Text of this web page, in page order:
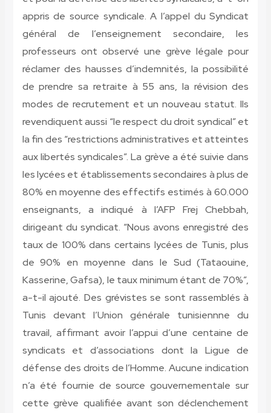
appris de source syndicale. A l’appel du Syndicat
général de l’enseignement secondaire, les
professeurs ont observé une grève légale pour
réclamer des hausses d’indemnités, la possibilité
de prendre sa retraite à 55 ans, la révision des
modes de recrutement et un nouveau statut. Ils
revendiquent aussi “le respect du droit syndical” et
la fin des “restrictions administratives et atteintes
aux libertés syndicales”. La grève a été suivie dans
les lycées et établissements secondaires à plus de
80% en moyenne des effectifs estimés à 60.000
enseignants, a indiqué à l’AFP Frej Chebbah,
dirigeant du syndicat. “Nous avons enregistré des
taux de 100% dans certains lycées de Tunis, plus
de 90% en moyenne dans le Sud (Tataouine,
Kasserine, Gafsa), le taux minimum étant de 70%”,
a-t-il ajouté. Des grévistes se sont rassemblés à
Tunis devant l’Union générale tunisiennne du
travail, affirmant avoir l’appui d’une centaine de
syndicats et d’associations dont la Ligue de
défense des droits de l’Homme. Aucune indication
n’a été fournie de source gouvernementale sur
cette grève qualifiée avant son déclenchement